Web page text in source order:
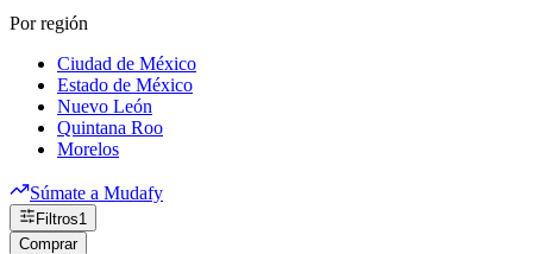
Por región
Ciudad de México
Estado de México
Nuevo León
Quintana Roo
Morelos
Súmate a Mudafy
Filtros1
Comprar